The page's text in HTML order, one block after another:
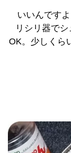
いいんですよ
リシリ器で
OK。少しくら